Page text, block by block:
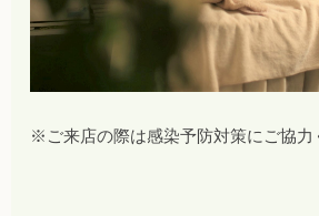
※ご来店の際は感染予防対策にご協力